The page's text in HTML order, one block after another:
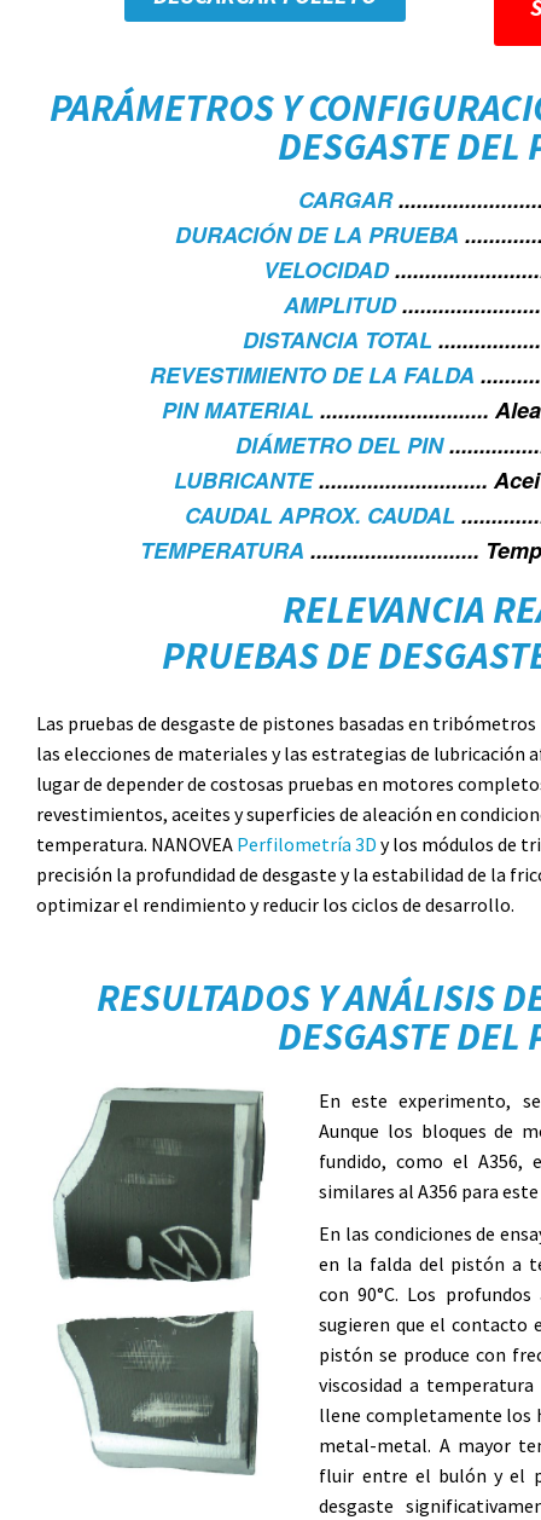
PARÁMETROS Y
DESGASTE DEL
CARGAR
DURACIÓN DE LA PRUEBA
VELOCIDAD
AMPLITUD
DISTANCIA TOTAL
REVESTIMIENTO DE LA FALDA
PIN MATERIAL............................
DIÁMETRO DEL PIN
LUBRICANTE............................
CAUDAL APROX. CAUDAL
TEMPERATURA ............................
RELEVANCIA
PRUEBAS DE
Las pruebas de desgaste de pistones basadas en
las elecciones de materiales y las estrategias de lubricación
lugar de depender de costosas pruebas en motores
revestimientos, aceites y superficies de aleación en
temperatura. NANOVEA Perfilometría 3D y los módulos de
precisión la profundidad de desgaste y la estabilidad de la
optimizar el rendimiento y reducir los ciclos de desarrollo.
RESULTADOS Y ANÁLISIS
DESGASTE DEL
En este experimento,
Aunque los bloques de
fundido, como el A356,
similares al A356 para
En las condiciones de
en la falda del pistón a
con 90°C. Los
sugieren que el
pistón se produce con
viscosidad a
llene completamente los
metal-metal. A mayor
fluir entre el bulón y el
desgaste